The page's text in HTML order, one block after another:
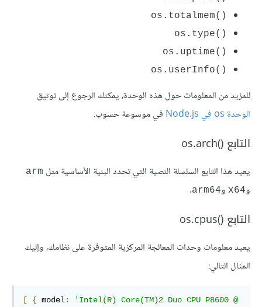
os.totalmem()‎
os.type()‎
os.uptime()‎
os.userInfo()‎
للمزيد من المعلومات حول هذه الوحدة، يمكنك الرجوع إلى توثيق
الوحدة os في Node.js
في موسوعة حسوب.
التابع os.arch()‎
يعيد هذا التابع السلسلة النصية التي تحدد البنية الأساسية مثل arm
وx64 وarm64
.
التابع os.cpus()‎
يعيد معلومات وحدات المعالجة المركزية المتوفرة على نظامك، وإليك
المثال التالي:
[ { model:
'Intel(R) Core(TM)2 Duo CPU P8600 @